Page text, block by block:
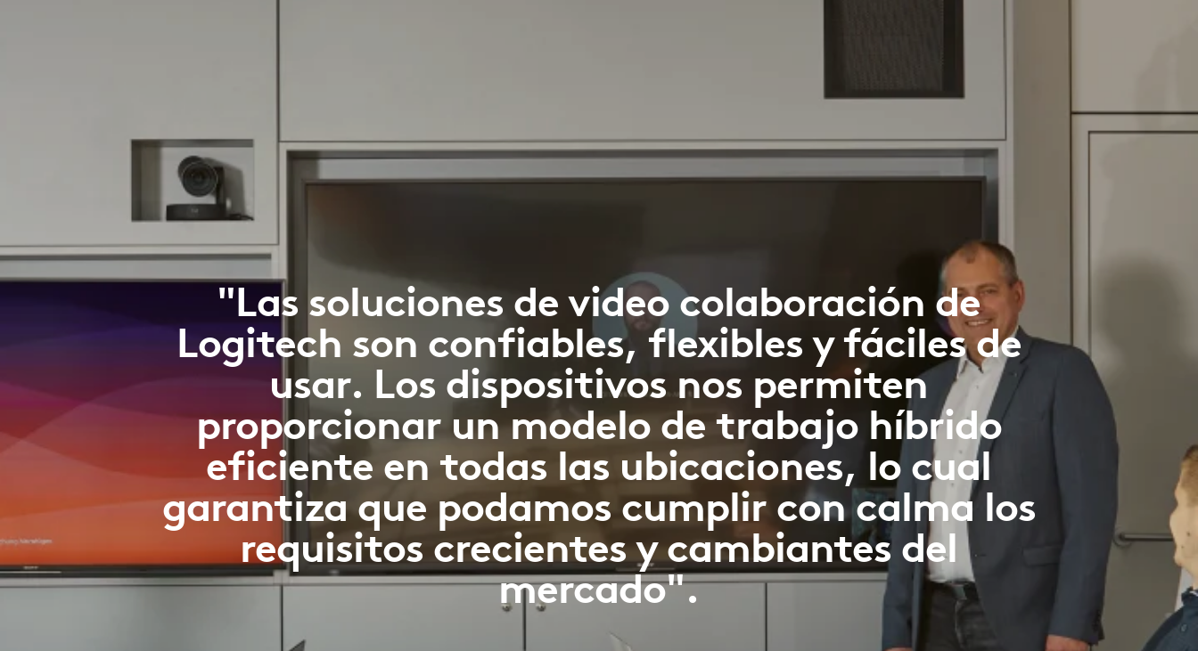
"Las soluciones de video colaboración de
Logitech son confiables, flexibles y fáciles de
usar. Los dispositivos nos permiten
proporcionar un modelo de trabajo híbrido
eficiente en todas las ubicaciones, lo cual
garantiza que podamos cumplir con calma los
requisitos crecientes y cambiantes del
mercado".